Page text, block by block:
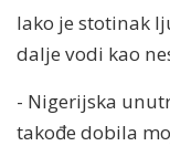
Iako je stotinak
dalje vodi kao
- Nigerijska
takođe dobila